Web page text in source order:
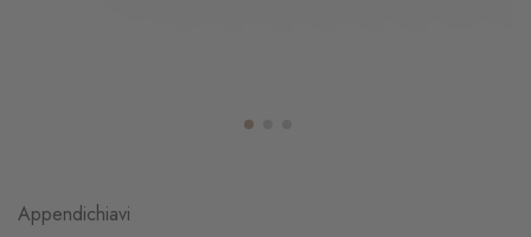
Appendichiavi